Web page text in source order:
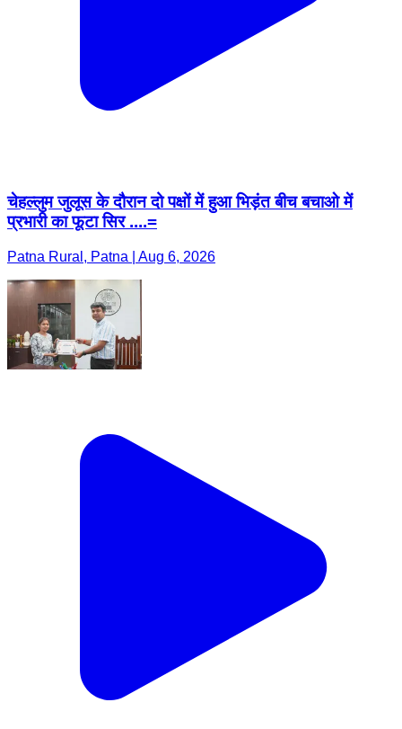
चेहल्लुम जुलूस के दौरान दो पक्षों में हुआ भिड़ंत बीच बचाओ में
प्रभारी का फूटा सिर ....=
Patna Rural, Patna | Aug 6, 2026